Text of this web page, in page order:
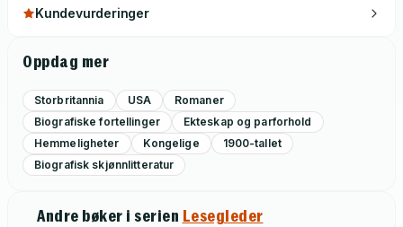
Kundevurderinger
Oppdag mer
Storbritannia USA
Romaner
Biografiske fortellinger
Ekteskap og parforhold
Hemmeligheter
Kongelige
1900-tallet
Biografisk skjønnlitteratur
Andre bøker i serien Lesegleder